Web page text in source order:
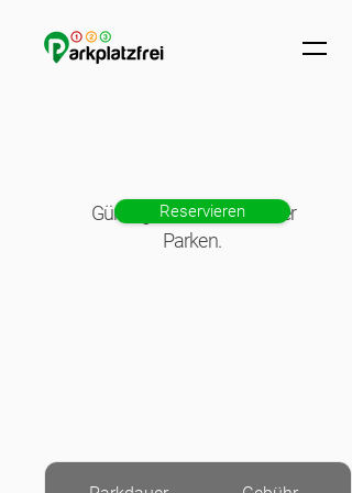
Günstig, einfach und sicher
Parken.
Reservieren